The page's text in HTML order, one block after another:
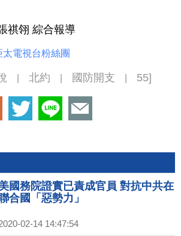
祺翎 綜合報導
太電視台粉絲團
北約 國防開支 55]
國務院證實已責成官員 對抗中共在
合國「惡勢力」
02-14 14:47:54